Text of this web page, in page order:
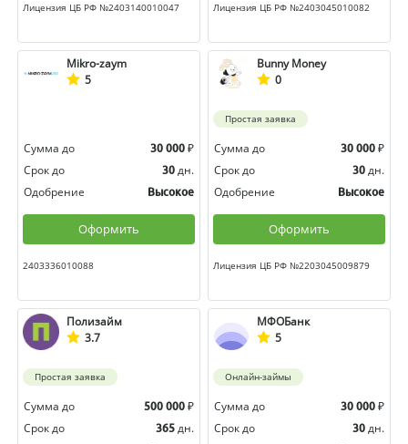
Лицензия ЦБ РФ №2403140010047 Лицензия ЦБ РФ №2403045010082
Mikro-zaym
5
Сумма до 30 000 ₽
Срок до
30 дн.
Одобрение
Высокое
Оформить
2403336010088
Bunny Money
0
Простая заявка
Сумма до 30 000 ₽
Срок до
30 дн.
Одобрение
Высокое
Оформить
Лицензия ЦБ РФ №2203045009879
Полизайм
3.7
Простая заявка
Сумма до 500 000 ₽
Срок до
365 дн.
МФОБанк
5
Онлайн-займы
Сумма до 30 000 ₽
Срок до
30 дн.